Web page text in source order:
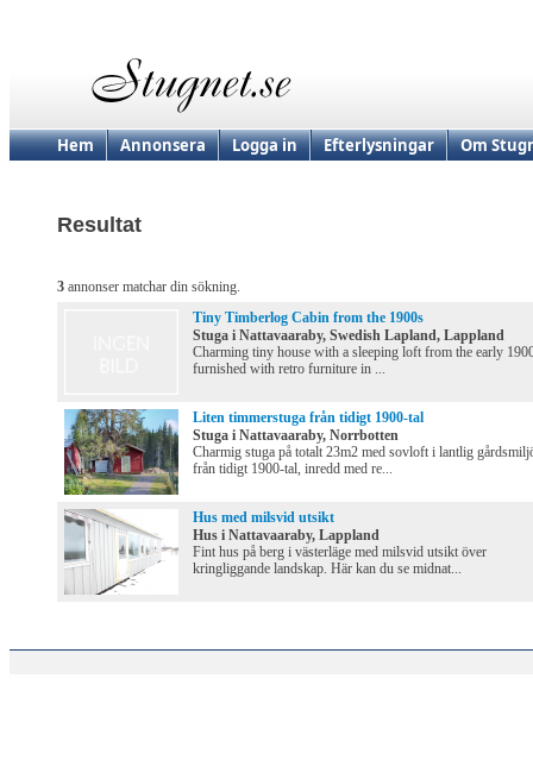
Hem Annonsera Logga in Efterlysningar Om
Resultat
3 annonser matchar din sökning.
Tiny Timberlog Cabin from the 1900s
Stuga i Nattavaaraby, Swedish Lapland, Lappland
Charming tiny house with a sleeping loft from the early
furnished with retro furniture in ...
Liten timmerstuga från tidigt 1900-tal
Stuga i Nattavaaraby, Norrbotten
Charmig stuga på totalt 23m2 med sovloft i lantlig
från tidigt 1900-tal, inredd med re...
Hus med milsvid utsikt
Hus i Nattavaaraby, Lappland
Fint hus på berg i västerläge med milsvid utsikt över
kringliggande landskap. Här kan du se midnat...